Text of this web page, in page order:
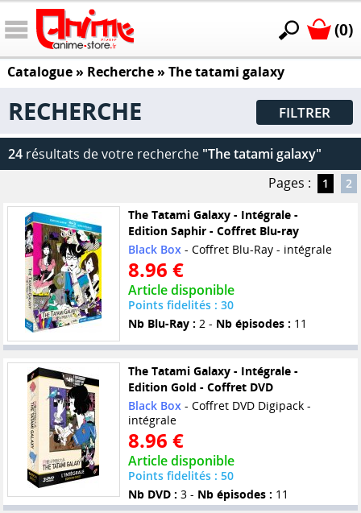
(0)
Catalogue» Recherche » The tatami galaxy
RECHERCHE FILTRER
24 résultats de votre recherche "The tatami galaxy"
Pages :
1 2
The Tatami Galaxy - Intégrale -
Edition Saphir - Coffret Blu-ray
Black Box- Coffret Blu-Ray - intégrale
8.96 €
Article disponible
Points fidelités : 30
Nb Blu-Ray : 2 - Nb épisodes : 11
The Tatami Galaxy - Intégrale -
Edition Gold - Coffret DVD
Black Box - Coffret DVD Digipack -
intégrale
8.96 €
Article disponible
Points fidelités : 50
Nb DVD : 3 - Nb épisodes : 11